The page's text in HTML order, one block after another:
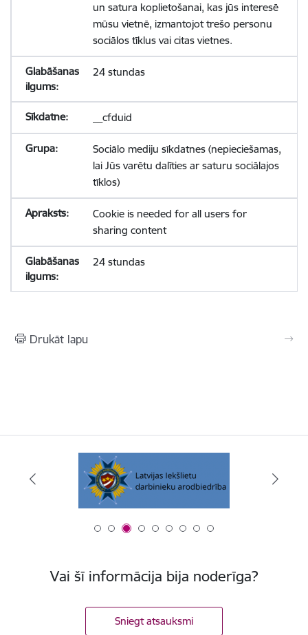
un satura koplietošanai, kas jūs interesē
mūsu vietnē, izmantojot trešo personu
sociālos tīklus vai citas vietnes.
24 stundas
__cfduid
Sociālo mediju sīkdatnes (nepieciešamas,
lai Jūs varētu dalīties ar saturu sociālajos
tīklos)
Cookie is needed for all users for
sharing content
24 stundas
Drukāt lapu
Vai šī informācija bija noderīga?
Sniegt atsauksmi